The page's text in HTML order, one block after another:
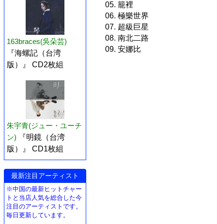
163braces(吳朵芸)
『海螺記（台湾
版）』 CD2枚組
朱宇青(ジュー・ユーチ
ン)
『明鏡（台湾
版）』 CD1枚組
最新注目アーティスト
※中国の最新ヒットチャー
トと当店人気を総合した今
注目のアーティストです。
毎日更新しています。
05. 籠裡
06. 極樂世界
07. 超級巨星
08. 南北二路
09. 安娜比